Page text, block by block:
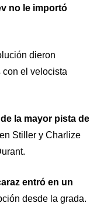
no le importó
dieron
el velocista
la mayor pista del
Stiller y Charlize
entró en un
desde la grada.